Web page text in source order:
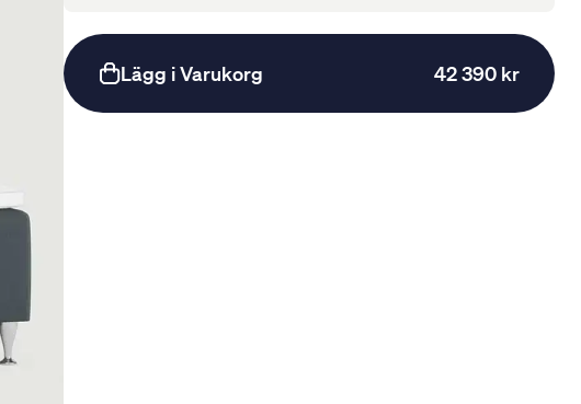
Lägg i Varukorg 42 390 kr